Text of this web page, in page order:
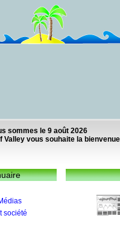
sommes le 9 août 2026
Valley vous souhaite la
société